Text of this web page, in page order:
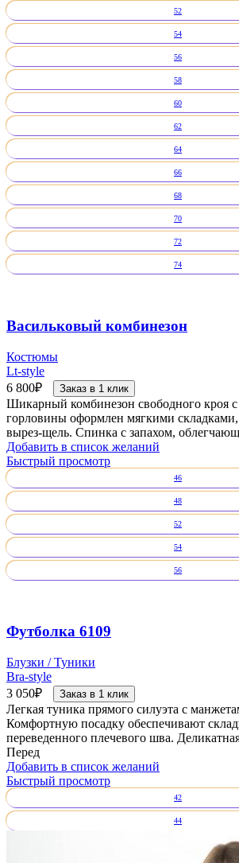
52
54
56
58
60
62
64
66
68
70
72
74
Васильковый комбинезон
Костюмы
Lt-style
6 800₽ Заказ в 1 клик
Шикарный комбинезон свободного кроя
горловины оформлен мягкими складками,
вырез-щель. Спинка с запахом,
Добавить в список желаний
Быстрый просмотр
46
48
52
54
56
Футболка 6109
Блузки / Туники
Bra-style
3 050₽ Заказ в 1 клик
Легкая туника прямого силуэта с
Комфортную посадку обеспечивают
переведенного плечевого шва.
Перед
Добавить в список желаний
Быстрый просмотр
42
44